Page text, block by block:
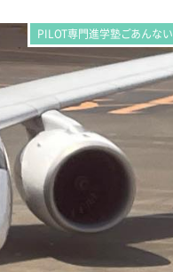
PILOT専門進学塾ごあんない